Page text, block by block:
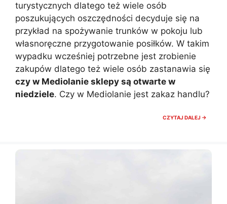
turystycznych dlatego też wiele osób
poszukujących oszczędności decyduje się na
przykład na spożywanie trunków w pokoju lub
własnoręczne przygotowanie posiłków. W takim
wypadku wcześniej potrzebne jest zrobienie
zakupów dlatego też wiele osób zastanawia się
czy w Mediolanie sklepy są otwarte w
niedziele. Czy w Mediolanie jest zakaz handlu?
CZYTAJ DALEJ →